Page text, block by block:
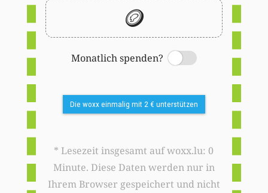
🪙
Monatlich spenden?
Switch
Die woxx einmalig mit 2 € unterstützen
* Lesezeit insgesamt auf woxx.lu: 0
Minute. Diese Daten werden nur in
Ihrem Browser gespeichert und nicht